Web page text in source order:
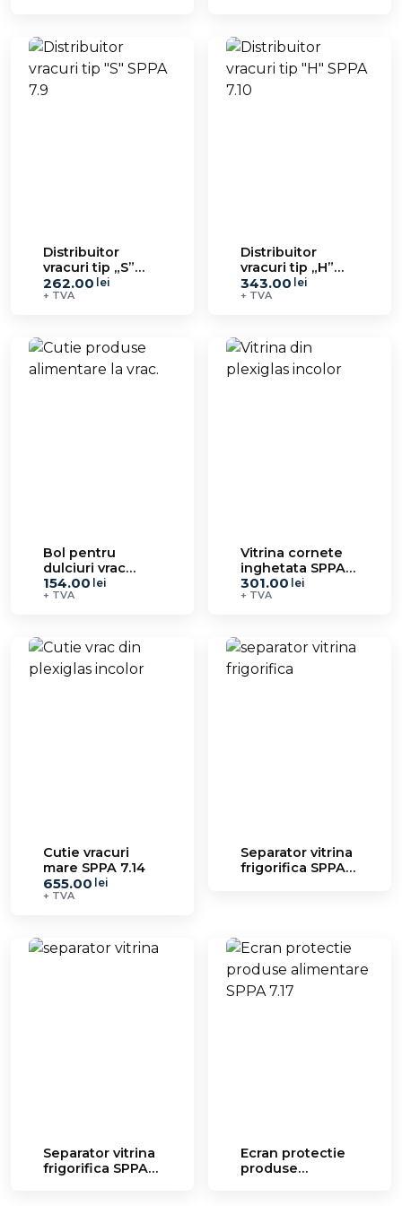
Distribuitor
vracuri tip „S”
SPPA 7.9
262.00 lei
+ TVA
Distribuitor
vracuri tip „H”
SPPA 7.10
343.00 lei
+ TVA
Bol pentru
dulciuri vrac
SPPA 7.11
154.00 lei
+ TVA
Vitrina cornete
inghetata SPPA
7.12
301.00 lei
+ TVA
Cutie vracuri
mare SPPA 7.14
655.00 lei
+ TVA
Separator vitrina
frigorifica SPPA
Separator vitrina
frigorifica SPPA
Ecran protectie
produse